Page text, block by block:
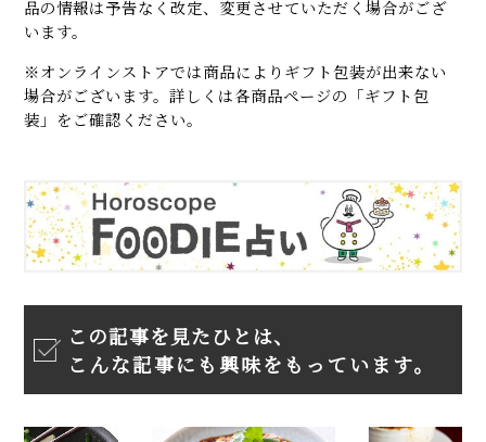
品の情報は予告なく改定、変更させていただく場合がござ
います。
※オンラインストアでは商品によりギフト包装が出来ない
場合がございます。詳しくは各商品ページの「ギフト包
装」をご確認ください。
この記事を見たひとは、
こんな記事にも興味をもっています。